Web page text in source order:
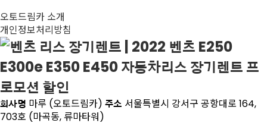
오토드림카 소개
개인정보처리방침
회사명 마루 (오토드림카) 주소 서울특별시 강서구 공항대로 164,
703호 (마곡동, 류마타워)